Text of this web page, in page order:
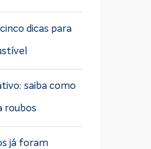
dicas para
saiba como
roubos
já foram